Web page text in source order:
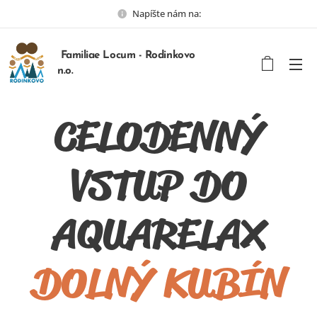
Napíšte nám na:
Familiae Locum - Rodinkovo
n.o.
CELODENNÝ
VSTUP DO
AQUARELAX
DOLNÝ KUBÍN